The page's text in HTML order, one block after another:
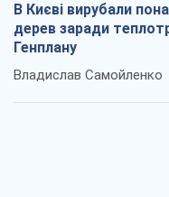
В Києві вирубали
дерев заради
Генплану
Владислав Самойленко